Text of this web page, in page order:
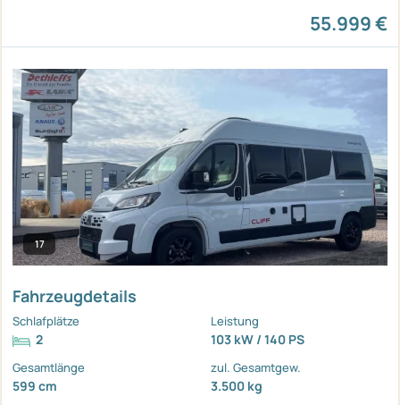
55.999 €
17
Fahrzeugdetails
Schlafplätze
2
Leistung
103 kW / 140 PS
Gesamtlänge
599 cm
zul. Gesamtgew.
3.500 kg